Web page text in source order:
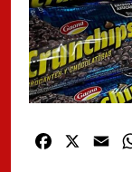
Facebook